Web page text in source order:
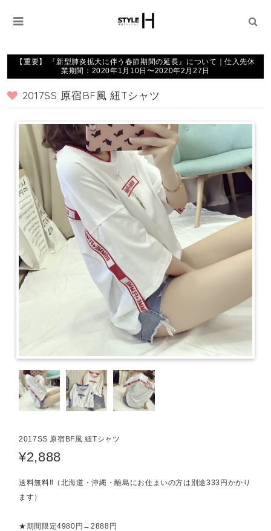
【重要】 『新型肺炎拡大に伴う春節期間の延長』について｜仕入先休
業期間：2020年1月10日〜2020年2月27日
2017SS 原宿BF風 紐Tシャツ
2017SS 原宿BF風 紐Tシャツ
¥2,888
送料無料‼（北海道・沖縄・離島にお住まいの方は別途333円かかり
ます）
★期間限定4980円→2888円